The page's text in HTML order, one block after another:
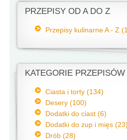
PRZEPISY OD A DO Z
Przepisy kulinarne A - Z
KATEGORIE PRZEPISÓW
Ciasta i torty (134)
Desery (100)
Dodatki do ciast (6)
Dodatki do zup i mięs (23)
Drób (28)